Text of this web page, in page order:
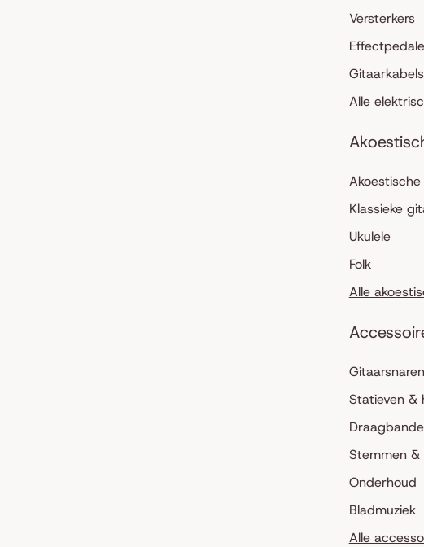
Versterkers
Gitaarkabels
Alle
Klassieke
Ukulele
Folk
Alle
Gitaarsnaren
Statieven &
Stemmen &
Onderhoud
Bladmuziek
Alle